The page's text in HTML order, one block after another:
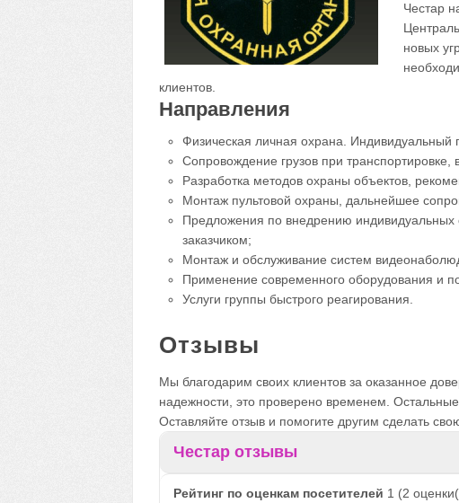
Честар
новых
клиентов.
Направления
Физическая личная охрана. Индивидуальный
Сопровождение грузов при
Разработка методов охраны объектов,
Монтаж пультовой охраны, дальнейшее
Предложения по внедрению индивидуальных
заказчиком;
Монтаж и обслуживание систем
Применение современного оборудования и
Услуги группы быстрого реагирования.
Отзывы
Мы благодарим своих клиентов за оказанное
надежности, это проверено временем.
Оставляйте отзыв и помогите другим сделать
Честар отзывы
Рейтинг по оценкам посетителей 1 (2